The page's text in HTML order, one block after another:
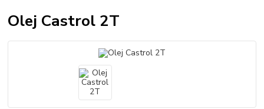
Olej Castrol 2T